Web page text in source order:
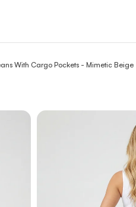
With Cargo Pockets - Mimetic Beige